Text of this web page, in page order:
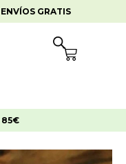
ENVÍOS GRATIS
Cart
85€